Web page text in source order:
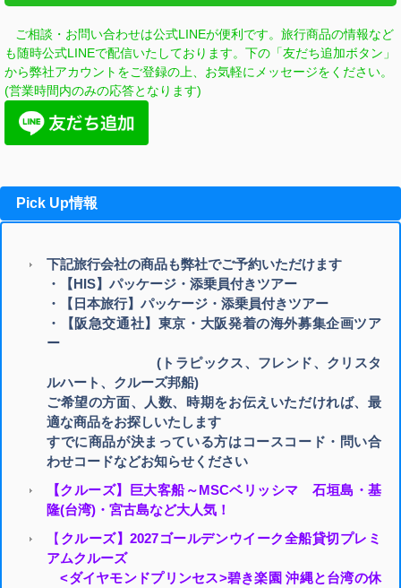
ご相談・お問い合わせは公式LINEが便利です。旅行商品の情報など
も随時公式LINEで配信いたしております。 下の「友だち追加ボタン」
から弊社アカウントをご登録の上、お気軽にメッセージをください。
(営業時間内のみの応答となります)
Pick Up情報
下記旅行会社の商品も弊社でご予約いただけます
・【HIS】パッケージ・添乗員付きツアー
・【日本旅行】パッケージ・添乗員付きツアー
・
【阪急交通社】東京・大阪発着の海外募集企画ツア
ー
(トラピックス、フレンド、クリスタ
ルハート、クルーズ邦船)
ご希望の方面、人数、時期をお伝えいただければ、最
適な商品をお探しいたします
すでに商品が決まっている方はコースコード・問い合
わせコードなどお知らせください
【クルーズ】巨大客船～MSCベリッシマ 石垣島・基
隆(台湾)・宮古島など大人気！
【 クルーズ】2027ゴールデンウイーク全船貸切プレミ
アムクルーズ
<ダイヤモンドプリンセス>碧き楽園 沖縄と台湾の休